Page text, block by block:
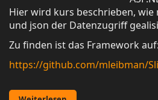
Hier wird kurs beschrieben, wie
und json der Datenzugriff
Zu finden ist das Framework auf:
https://github.com/mleibman/